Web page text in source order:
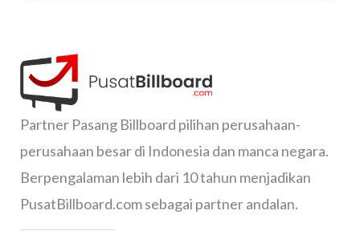
Partner Pasang Billboard pilihan perusahaan-
perusahaan besar di Indonesia dan manca negara.
Berpengalaman lebih dari 10 tahun menjadikan
PusatBillboard.com sebagai partner andalan.